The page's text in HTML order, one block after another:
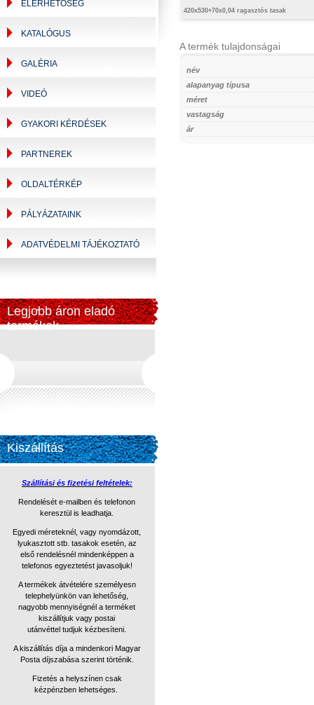
ELÉRHETŐSÉG
KATALÓGUS
GALÉRIA
VIDEÓ
GYAKORI KÉRDÉSEK
PARTNEREK
OLDALTÉRKÉP
PÁLYÁZATAINK
ADATVÉDELMI TÁJÉKOZTATÓ
Legjobb áron eladó
termékek
Kiszállítás
Szállítási és fizetési feltételek:
Rendelését e-mailben és telefonon
keresztül is leadhatja.
Egyedi méreteknél, vagy nyomdázott,
lyukasztott stb. tasakok esetén, az
első rendelésnél mindenképpen a
telefonos egyeztetést javasoljuk!
A termékek átvételére személyesn
telephelyünkön van lehetőség,
nagyobb mennyiségnél a terméket
kiszállítjuk vagy postai
utánvétteltudjuk kézbesíteni.
A kiszállítás díja a mindenkori Magyar
Posta díjszabása szerint történik.
Fizetés a helyszínen csak
kézpénzben lehetséges.
420x530+70x0,04 ragasztós tasak
A termék tulajdonságai
név
alapanyag típusa
méret
vastagság
ár